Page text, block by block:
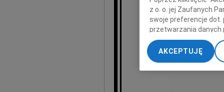
wyrazy
z o. o. jej Zaufanych
swoje preferencje dot.
przetwarzania danych
„Ustawienia
My, nasi Zaufani
dokładnych danych
Przechowywanie
AKCEPTUJĘ